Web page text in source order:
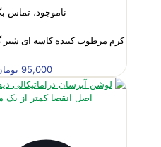
ناموجود، تماس
کرم مرطوب کننده کاسه ای شیر
95,000